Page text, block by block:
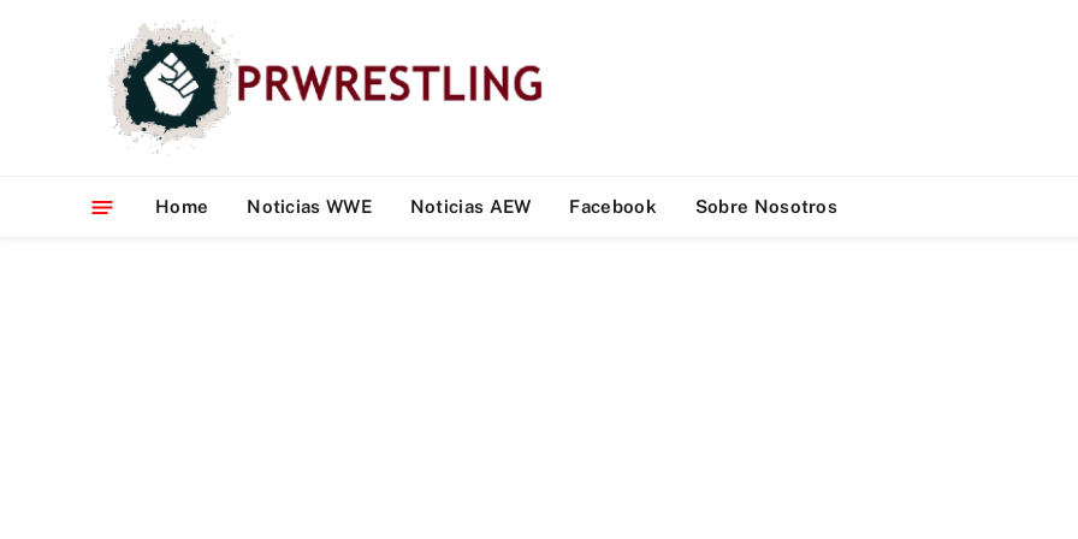
Home Noticias WWE Noticias AEW Facebook Sobre Nosotros